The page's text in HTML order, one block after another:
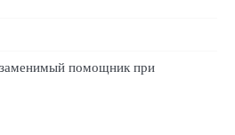
помощник при